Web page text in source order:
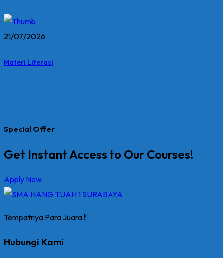
21/07/2026
Materi Literasi
Special Offer
Get Instant Access to Our Courses!
Apply Now
Tempatnya Para Juara !!
Hubungi Kami